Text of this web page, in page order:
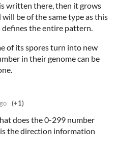
written there, then it grows
be of the same type as this
defines the entire pattern.
of its spores turn into new
in their genome can be
(+1)
does the 0-299 number
the direction information